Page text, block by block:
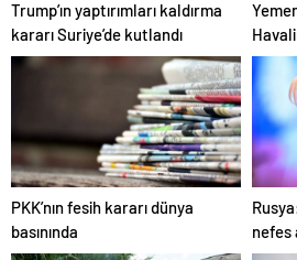
Trump’ın yaptırımları kaldırma
kararı Suriye’de kutlandı
PKK’nın fesih kararı dünya
basınında
nefes